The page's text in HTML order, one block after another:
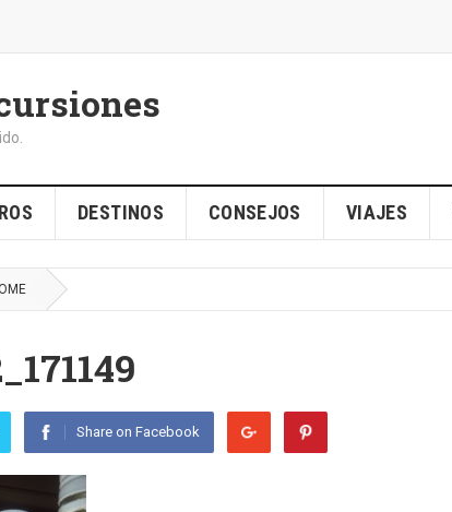
DESTINOS CONSEJOS VIAJES
Share on Facebook